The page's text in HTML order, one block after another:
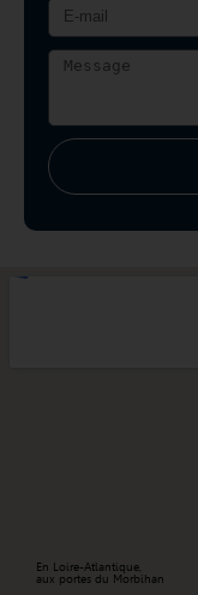
En Loire-Atlantique,
aux portes du Morbihan